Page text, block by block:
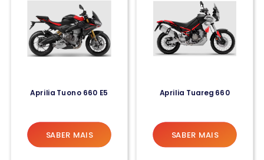
Aprilia Tuono 660 E5
SABER MAIS
Aprilia Tuareg 660
SABER MAIS